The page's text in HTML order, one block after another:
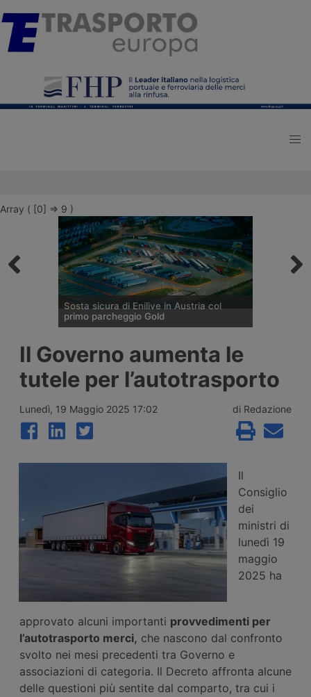
Array ( [0] => 9 )
Sosta sicura di Enilive in Austria col
primo parcheggio Gold
Marienkirchen bei Schärding, lungo
l’autostrada A8 Innkreis, il primo
parcheggio per veicoli industriali del Paese
certificato Gold secondo lo standard
progetto dell’Unione Europea per
l’ammodernamento di cinque aree di sosta
tra Austria, Italia e Germania.
Il Governo aumenta le
tutele per l’autotrasporto
Lunedì, 19 Maggio 2025 17:02 di Redazione
Il
Consiglio
dei
ministri di
lunedì 19
maggio
2025 ha
approvato alcuni importanti provvedimenti per
l’autotrasporto merci, che nascono dal confronto
svolto nei mesi precedenti tra Governo e
associazioni di categoria. Il Decreto affronta alcune
delle questioni più sentite dal comparto, tra cui i